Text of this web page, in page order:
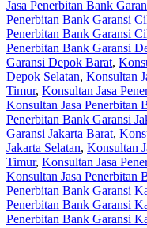
Jasa Penerbitan Bank
Penerbitan Bank Garansi
Penerbitan Bank Garansi
Penerbitan Bank Garansi
Garansi Depok Barat,
Depok Selatan, Konsultan
Timur, Konsultan Jasa
Konsultan Jasa Penerbitan
Penerbitan Bank Garansi
Garansi Jakarta Barat,
Jakarta Selatan, Konsultan
Timur, Konsultan Jasa
Konsultan Jasa Penerbitan
Penerbitan Bank Garansi
Penerbitan Bank Garansi
Penerbitan Bank Garansi